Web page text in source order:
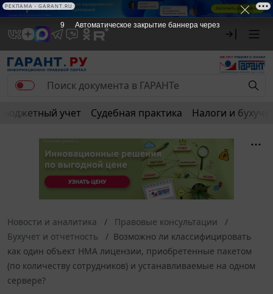
Бюджетный учет Судебная практика Налоги и
Новости и аналитика
Правовые консультации
Бухучет и отчетность
Возможно ли классифицировать
как один объект НМА лицензии, приобретенные пакетом
(по количеству сотрудников) и устанавливаемые на одном
сервере?
9 Автоматическое закрытие баннера через
РЕКЛАМА • GARANT.RU